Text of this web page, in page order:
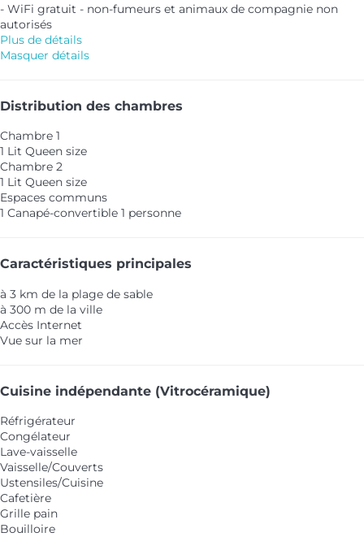
- WiFi gratuit - non-fumeurs et animaux de compagnie non
autorisés
Plus de détails
Masquer détails
Distribution des chambres
Chambre 1
1 Lit Queen size
Chambre 2
1 Lit Queen size
Espaces communs
1 Canapé-convertible 1 personne
Caractéristiques principales
à 3 km de la plage de sable
à 300 m de la ville
Accès Internet
Vue sur la mer
Cuisine indépendante (Vitrocéramique)
Réfrigérateur
Congélateur
Lave-vaisselle
Vaisselle/Couverts
Ustensiles/Cuisine
Cafetière
Grille pain
Bouilloire